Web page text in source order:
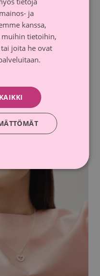
ja
kanssa,
muihin tietoihin,
joita he ovat